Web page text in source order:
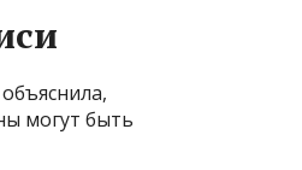
могут быть